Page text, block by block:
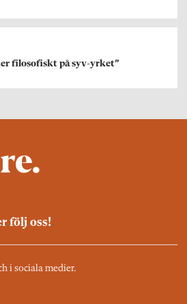
filosofiskt på syv-yrket”
följ oss!
i sociala medier.